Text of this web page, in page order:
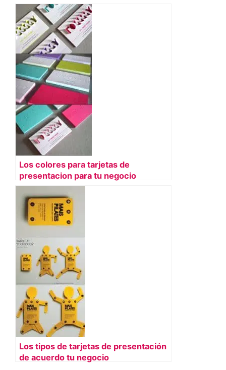
Los colores para tarjetas de
presentacion para tu negocio
Los tipos de tarjetas de presentación
de acuerdo tu negocio